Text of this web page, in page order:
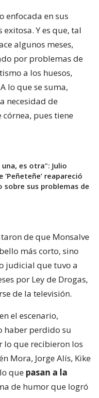
enfocada en sus
Y es que, tal
algunos meses,
por problemas de
a los huesos,
lo que se suma,
necesidad de
pues tiene
una, es otra": Julio
’Peñeteñe’ reapareció
sobre sus problemas de
de que Monsalve
más corto, sino
judicial que tuvo a
por Ley de Drogas,
de la televisión.
el escenario,
haber perdido su
lo que recibieron los
Mora, Jorge Alís, Kike
que pasan a la
de humor que logró